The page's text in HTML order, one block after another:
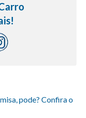
pode? Confira o